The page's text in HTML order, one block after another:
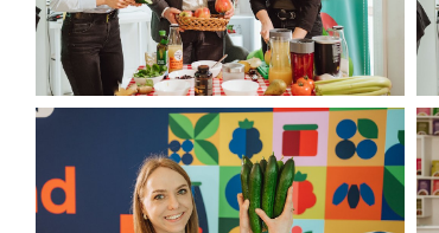
CORE TEAM Konferencja luty 2025
399 KB